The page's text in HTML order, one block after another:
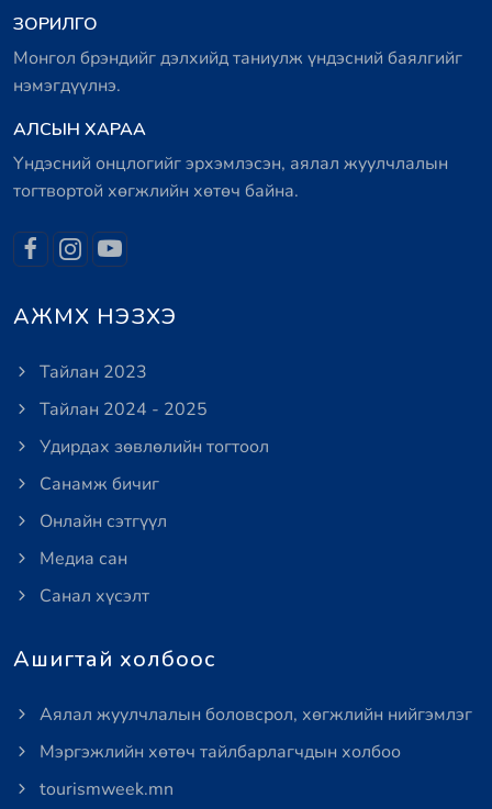
ЗОРИЛГО
Монгол брэндийг дэлхийд таниулж үндэсний баялгийг
нэмэгдүүлнэ.
АЛСЫН ХАРАА
Үндэсний онцлогийг эрхэмлэсэн, аялал жуулчлалын
тогтвортой хөгжлийн хөтөч байна.
АЖМХ НЭЗХЭ
Тайлан 2023
Тайлан 2024 - 2025
Удирдах зөвлөлийн тогтоол
Санамж бичиг
Онлайн сэтгүүл
Медиа сан
Санал хүсэлт
Ашигтай холбоос
Аялал жуулчлалын боловсрол, хөгжлийн нийгэмлэг
Мэргэжлийн хөтөч тайлбарлагчдын холбоо
tourismweek.mn